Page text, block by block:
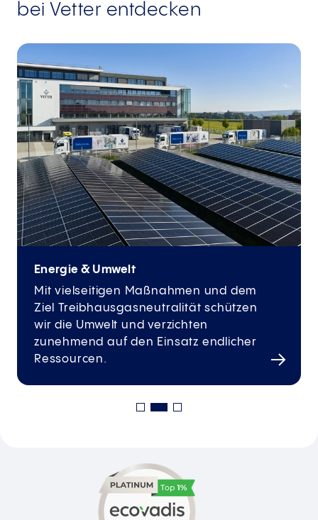
bei Vetter entdecken
Energie & Umwelt
Mit vielseitigen Maßnahmen und dem
Ziel Treibhausgasneutralität schützen
wir die Umwelt und verzichten
zunehmend auf den Einsatz endlicher
Ressourcen.